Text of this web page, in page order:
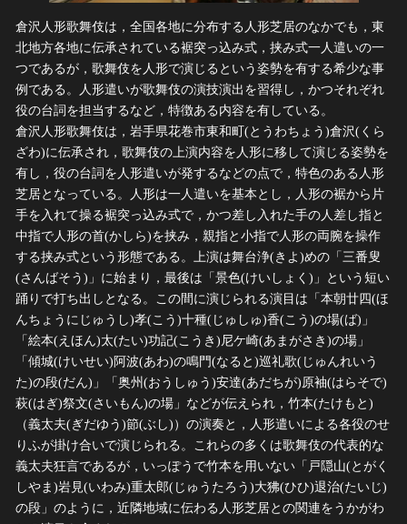
倉沢人形歌舞伎は，全国各地に分布する人形芝居のなかでも，東
北地方各地に伝承されている裾突っ込み式，挟み式一人遣いの一
つであるが，歌舞伎を人形で演じるという姿勢を有する希少な事
例である。人形遣いが歌舞伎の演技演出を習得し，かつそれぞれ
役の台詞を担当するなど，特徴ある内容を有している。
倉沢人形歌舞伎は，岩手県花巻市東和町(とうわちょう)倉沢(くら
ざわ)に伝承され，歌舞伎の上演内容を人形に移して演じる姿勢を
有し，役の台詞を人形遣いが発するなどの点で，特色のある人形
芝居となっている。人形は一人遣いを基本とし，人形の裾から片
手を入れて操る裾突っ込み式で，かつ差し入れた手の人差し指と
中指で人形の首(かしら)を挟み，親指と小指で人形の両腕を操作
する挟み式という形態である。上演は舞台浄(きよ)めの「三番叟
(さんばそう)」に始まり，最後は「景色(けいしょく)」という短い
踊りで打ち出しとなる。この間に演じられる演目は「本朝廿四(ほ
んちょうにじゅうし)孝(こう)十種(じゅしゅ)香(こう)の場(ば)」
「絵本(えほん)太(たい)功記(こうき)尼ケ崎(あまがさき)の場」
「傾城(けいせい)阿波(あわ)の鳴門(なると)巡礼歌(じゅんれいう
た)の段(だん)」「奥州(おうしゅう)安達(あだちが)原袖(はらそで)
萩(はぎ)祭文(さいもん)の場」などが伝えられ，竹本(たけもと)
（義太夫(ぎだゆう)節(ぶし)）の演奏と，人形遣いによる各役のせ
りふが掛け合いで演じられる。これらの多くは歌舞伎の代表的な
義太夫狂言であるが，いっぽうで竹本を用いない「戸隠山(とがく
しやま)岩見(いわみ)重太郎(じゅうたろう)大狒(ひひ)退治(たいじ)
の段」のように，近隣地域に伝わる人形芝居との関連をうかがわ